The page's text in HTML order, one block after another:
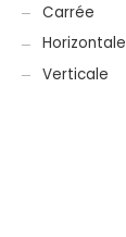
Carrée
Horizontale
Verticale